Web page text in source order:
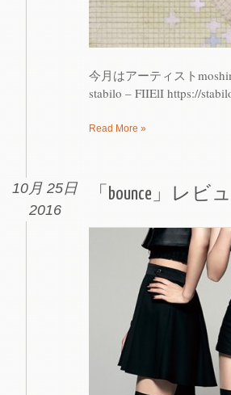
今月はアーティスト
stabilo – FIIElI https://
Read More »
10月 25日
2016
「bounce」レビ